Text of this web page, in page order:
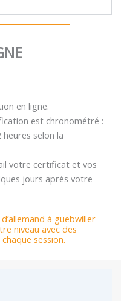
en ligne.
est chronométré :
selon la
votre certificat et vos
jours après votre
à guebwiller
niveau avec des
session.